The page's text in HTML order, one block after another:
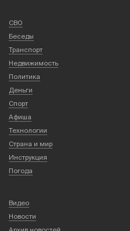
СВО
Беседы
Транспорт
Недвижимость
Политика
Деньги
Спорт
Афиша
Технологии
Страна и мир
Инструкция
Погода
Видео
Новости
Архив новостей